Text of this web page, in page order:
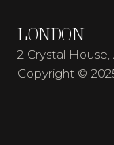
LONDON
2 Crystal
Copyright ©